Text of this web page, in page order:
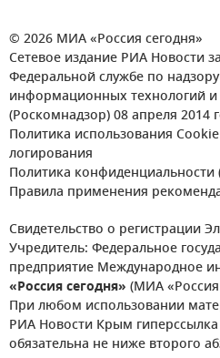
© 2026 МИА «Россия сегодня»
Сетевое издание РИА Новости
Федеральной службе по
информационных технологий
(Роскомнадзор) 08 апреля 2014
Политика использования
логирования
Политика конфиденциальности
Правила применения
Свидетельство о регистрации
Учредитель: Федеральное
предприятие Международное
«Россия сегодня» (МИА «Россия
При любом использовании
РИА Новости Крым
обязательна не ниже второго